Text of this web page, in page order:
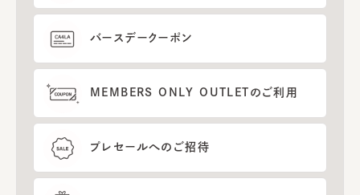
バースデークーポン
MEMBERS ONLY OUTLETのご利用
プレセールへのご招待